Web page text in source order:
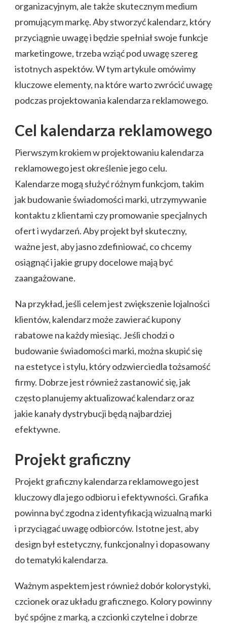
organizacyjnym, ale także skutecznym medium
promującym markę. Aby stworzyć kalendarz, który
przyciągnie uwagę i będzie spełniał swoje funkcje
marketingowe, trzeba wziąć pod uwagę szereg
istotnych aspektów. W tym artykule omówimy
kluczowe elementy, na które warto zwrócić uwagę
podczas projektowania kalendarza reklamowego.
Cel kalendarza reklamowego
Pierwszym krokiem w projektowaniu kalendarza
reklamowego jest określenie jego celu.
Kalendarze mogą służyć różnym funkcjom, takim
jak budowanie świadomości marki, utrzymywanie
kontaktu z klientami czy promowanie specjalnych
ofert i wydarzeń. Aby projekt był skuteczny,
ważne jest, aby jasno zdefiniować, co chcemy
osiągnąć i jakie grupy docelowe mają być
zaangażowane.
Na przykład, jeśli celem jest zwiększenie lojalności
klientów, kalendarz może zawierać kupony
rabatowe na każdy miesiąc. Jeśli chodzi o
budowanie świadomości marki, można skupić się
na estetyce i stylu, który odzwierciedla tożsamość
firmy. Dobrze jest również zastanowić się, jak
często planujemy aktualizować kalendarz oraz
jakie kanały dystrybucji będą najbardziej
efektywne.
Projekt graficzny
Projekt graficzny kalendarza reklamowego jest
kluczowy dla jego odbioru i efektywności. Grafika
powinna być zgodna z identyfikacją wizualną marki
i przyciągać uwagę odbiorców. Istotne jest, aby
design był estetyczny, funkcjonalny i dopasowany
do tematyki kalendarza.
Ważnym aspektem jest również dobór kolorystyki,
czcionek oraz układu graficznego. Kolory powinny
być spójne z marką, a czcionki czytelne i dobrze